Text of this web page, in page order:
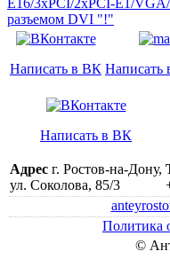
разъемом DVI "!"
Написать в ВК Написать
Написать в ВК
Адрес г. Ростов-на-Дону,
ул. Соколова, 85/3
Политика
©